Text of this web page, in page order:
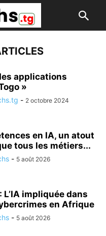
applications
»
- 2 octobre 2024
en IA, un atout
tous les métiers...
- 5 août 2026
L’IA impliquée dans
en Afrique
- 5 août 2026